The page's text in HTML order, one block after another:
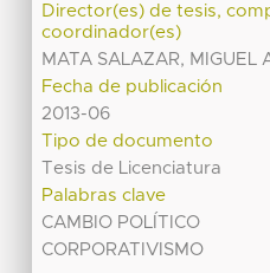
Director(es) de tesis,
coordinador(es)
MATA SALAZAR, MIGUEL
Fecha de publicación
2013-06
Tipo de documento
Tesis de Licenciatura
Palabras clave
CAMBIO POLÍTICO
CORPORATIVISMO